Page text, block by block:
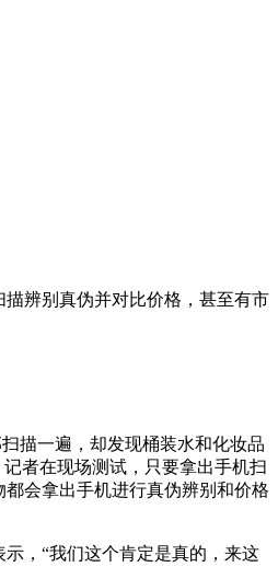
辨别真伪并对比价格，甚至有市
描一遍，却发现桶装水和化妆品
者在现场测试，只要拿出手机扫
会拿出手机进行真伪辨别和价格
，“我们这个肯定是真的，来这